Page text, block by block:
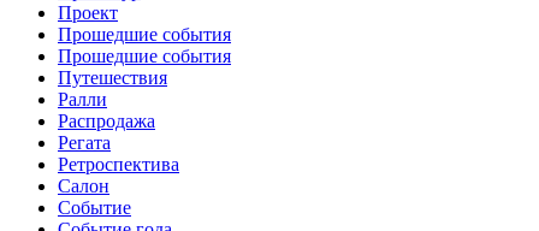
Проект
Прошедшие события
Прошедшие события
Путешествия
Ралли
Распродажа
Регата
Ретроспектива
Салон
Событие